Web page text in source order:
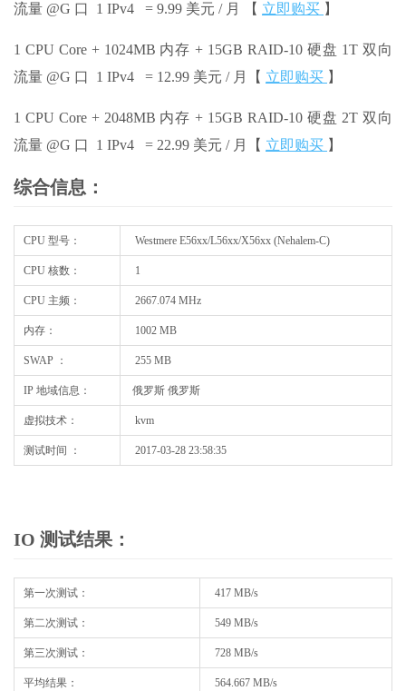
流量 @G 口 1 IPv4 = 9.99 美元 / 月 【 立即购买 】
1 CPU Core + 1024MB 内存 + 15GB RAID-10 硬盘 1T 双向
流量 @G 口 1 IPv4 = 12.99 美元 / 月【 立即购买 】
1 CPU Core + 2048MB 内存 + 15GB RAID-10 硬盘 2T 双向
流量 @G 口 1 IPv4 = 22.99 美元 / 月【 立即购买 】
综合信息：
CPU 型号： Westmere E56xx/L56xx/X56xx (Nehalem-C)
CPU 核数： 1
CPU 主频： 2667.074 MHz
内存： 1002 MB
SWAP ： 255 MB
IP 地域信息： 俄罗斯 俄罗斯
虚拟技术： kvm
测试时间 ： 2017-03-28 23:58:35
IO 测试结果：
第一次测试： 417 MB/s
第二次测试： 549 MB/s
第三次测试： 728 MB/s
平均结果： 564.667 MB/s